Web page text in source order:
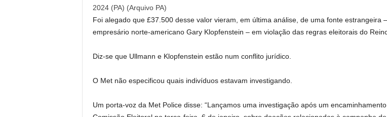
2024 (PA) (Arquivo PA)
Foi alegado que £37.500 desse valor vieram, em última análise, de uma fonte estrangeira
empresário norte-americano Gary Klopfenstein – em violação das regras eleitorais do
Diz-se que Ullmann e Klopfenstein estão num conflito jurídico.
O Met não especificou quais indivíduos estavam investigando.
Um porta-voz da Met Police disse: “Lançamos uma investigação após um